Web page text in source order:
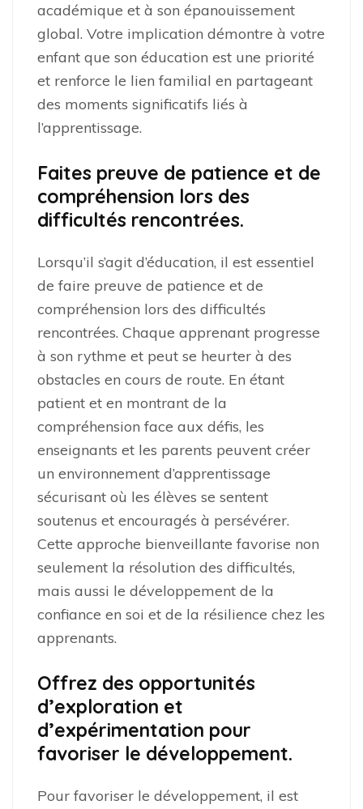
académique et à son épanouissement
global. Votre implication démontre à votre
enfant que son éducation est une priorité
et renforce le lien familial en partageant
des moments significatifs liés à
l’apprentissage.
Faites preuve de patience et de
compréhension lors des
difficultés rencontrées.
Lorsqu’il s’agit d’éducation, il est essentiel
de faire preuve de patience et de
compréhension lors des difficultés
rencontrées. Chaque apprenant progresse
à son rythme et peut se heurter à des
obstacles en cours de route. En étant
patient et en montrant de la
compréhension face aux défis, les
enseignants et les parents peuvent créer
un environnement d’apprentissage
sécurisant où les élèves se sentent
soutenus et encouragés à persévérer.
Cette approche bienveillante favorise non
seulement la résolution des difficultés,
mais aussi le développement de la
confiance en soi et de la résilience chez les
apprenants.
Offrez des opportunités
d’exploration et
d’expérimentation pour
favoriser le développement.
Pour favoriser le développement, il est